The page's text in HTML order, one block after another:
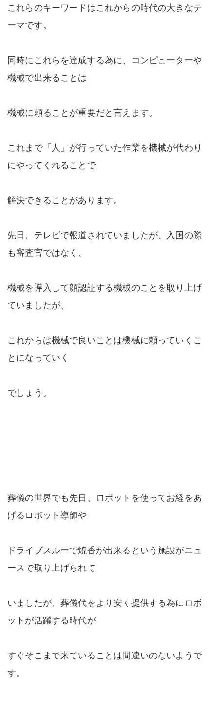
これらのキーワードはこれからの時代の大きなテ
ーマです。
同時にこれらを達成する為に、コンピューターや
機械で出来ることは
機械に頼ることが重要だと言えます。
これまで「人」が行っていた作業を機械が代わり
にやってくれることで
解決できることがあります。
先日、テレビで報道されていましたが、入国の際
も審査官ではなく、
機械を導入して顔認証する機械のことを取り上げ
ていましたが、
これからは機械で良いことは機械に頼っていくこ
とになっていく
でしょう。
葬儀の世界でも先日、ロボットを使ってお経をあ
げるロボット導師や
ドライブスルーで焼香が出来るという施設がニュ
ースで取り上げられて
いましたが、葬儀代をより安く提供する為にロボ
ットが活躍する時代が
すぐそこまで来ていることは間違いのないようで
す。